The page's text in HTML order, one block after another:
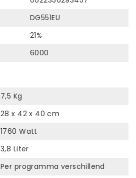
DG551EU
21%
6000
7,5 Kg
28 x 42 x 40 cm
1760 Watt
3,8 Liter
Per programma verschillend